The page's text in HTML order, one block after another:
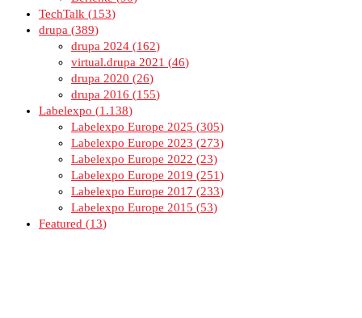
TechTalk
153
drupa 389
drupa 2024
162
virtual.drupa 2021
46
drupa 2020
26
drupa 2016
155
Labelexpo
1.138
Labelexpo Europe 2025
305
Labelexpo Europe 2023
273
Labelexpo Europe 2022
23
Labelexpo Europe 2019
251
Labelexpo Europe 2017
233
Labelexpo Europe 2015
53
Featured
13